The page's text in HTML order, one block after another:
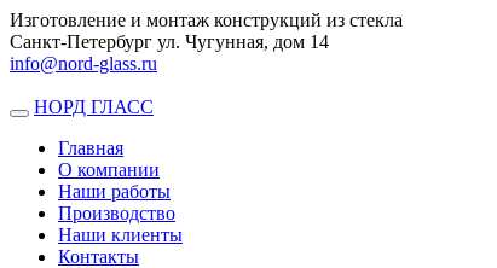
Изготовление и монтаж конструкций из стекла
Санкт-Петербург ул. Чугунная, дом 14
info@nord-glass.ru
Toggle
navigation
НОРД ГЛАСС
Главная
О компании
Наши работы
Производство
Наши клиенты
Контакты